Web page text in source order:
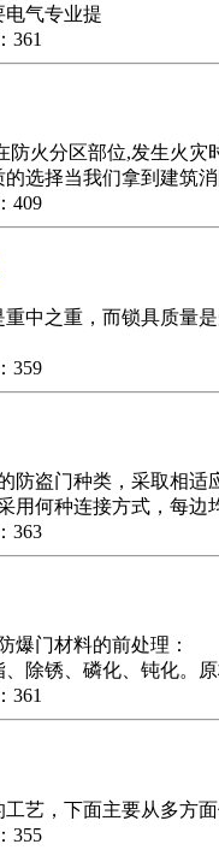
气专业提
361
防火分区部位,发生火
选择当我们拿到建筑
409
中之重，而锁具质量
359
防盗门种类，采取相
用何种连接方式，每边
363
门材料的前处理：
、磷化、钝化。原
361
工艺，下面主要从多
355